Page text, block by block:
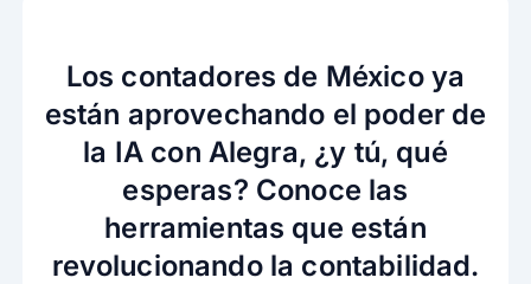
Los contadores de México ya
están aprovechando el poder de
la IA con Alegra, ¿y tú, qué
esperas? Conoce las
herramientas que están
revolucionando la contabilidad.